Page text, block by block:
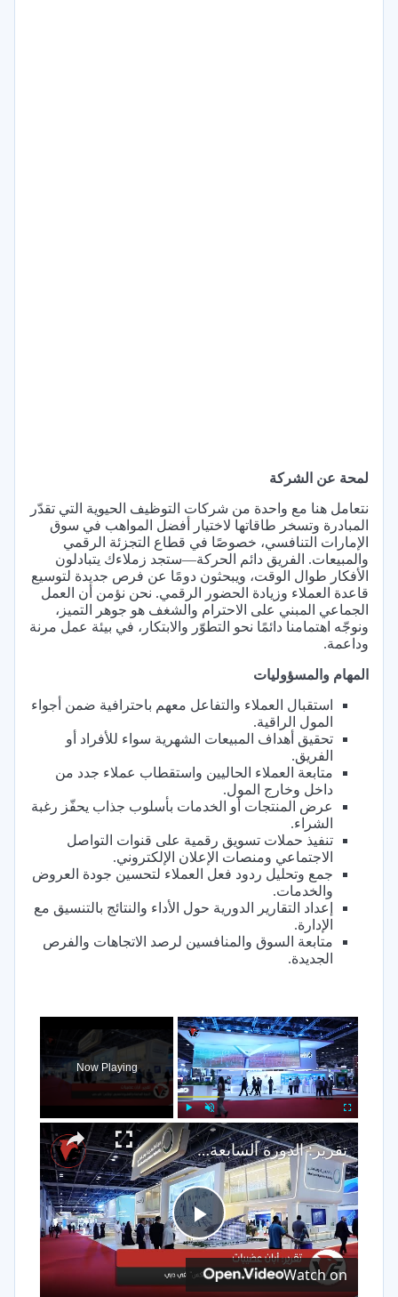
لمحة عن الشركة
نتعامل هنا مع واحدة من شركات التوظيف الحيوية التي تقدّر
المبادرة وتسخر طاقاتها لاختيار أفضل المواهب في سوق
الإمارات التنافسي، خصوصًا في قطاع التجزئة الرقمي
والمبيعات. الفريق دائم الحركة—ستجد زملاءك يتبادلون
الأفكار طوال الوقت، ويبحثون دومًا عن فرص جديدة لتوسيع
قاعدة العملاء وزيادة الحضور الرقمي. نحن نؤمن أن العمل
الجماعي المبني على الاحترام والشغف هو جوهر التميز،
ونوجّه اهتمامنا دائمًا نحو التطوّر والابتكار، في بيئة عمل مرنة
وداعمة.
المهام والمسؤوليات
استقبال العملاء والتفاعل معهم باحترافية ضمن أجواء
المول الراقية.
تحقيق أهداف المبيعات الشهرية سواء للأفراد أو
الفريق.
متابعة العملاء الحاليين واستقطاب عملاء جدد من
داخل وخارج المول.
عرض المنتجات أو الخدمات بأسلوب جذاب يحفّز رغبة
الشراء.
تنفيذ حملات تسويق رقمية على قنوات التواصل
الاجتماعي ومنصات الإعلان الإلكتروني.
جمع وتحليل ردود فعل العملاء لتحسين جودة العروض
والخدمات.
إعداد التقارير الدورية حول الأداء والنتائج بالتنسيق مع
الإدارة.
متابعة السوق والمنافسين لرصد الاتجاهات والفرص
الجديدة.
×
Play Unmute Fullscreen
Now Playing
×
Play
تقرير: الدورة السابعة والعشرون لمعرض "ويتكس" في دبي
Watch on